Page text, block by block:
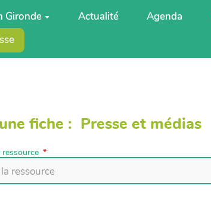
Gironde Actualité Agenda
fiche : Presse et médias